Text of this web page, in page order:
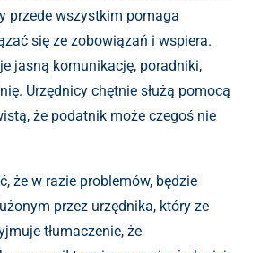
przede wszystkim pomaga
się ze zobowiązań i wspiera.
jasną komunikację, poradniki,
Urzędnicy chętnie służą pomocą
że podatnik może czegoś nie
że w razie problemów, będzie
przez urzędnika, który ze
tłumaczenie, że